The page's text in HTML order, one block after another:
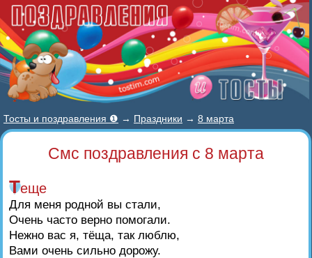
Тосты и поздравления ❶ → Праздники → 8 марта
Смс поздравления с 8 марта
Теще
Для меня родной вы стали,
Очень часто верно помогали.
Нежно вас я, тёща, так люблю,
Вами очень сильно дорожу.